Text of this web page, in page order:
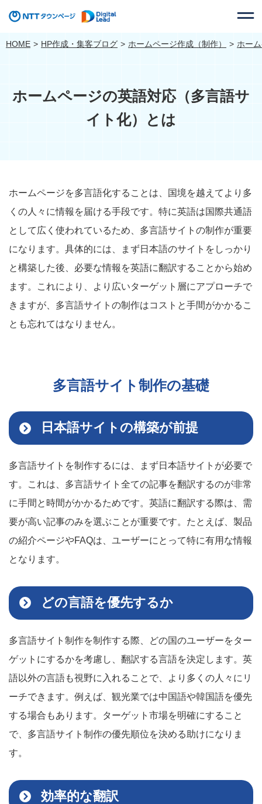
HOME HP作成・集客ブログ ホームページ作成（制作） ホー
ホームページの英語対応（多言語サ
イト化）とは
ホームページを多言語化することは、国境を越えてより多
くの人々に情報を届ける手段です。特に英語は国際共通語
として広く使われているため、多言語サイトの制作が重要
になります。具体的には、まず日本語のサイトをしっかり
と構築した後、必要な情報を英語に翻訳することから始め
ます。これにより、より広いターゲット層にアプローチで
きますが、多言語サイトの制作はコストと手間がかかるこ
とも忘れてはなりません。
多言語サイト制作の基礎
日本語サイトの構築が前提
多言語サイトを制作するには、まず日本語サイトが必要で
す。これは、多言語サイト全ての記事を翻訳するのが非常
に手間と時間がかかるためです。英語に翻訳する際は、需
要が高い記事のみを選ぶことが重要です。たとえば、製品
の紹介ページやFAQは、ユーザーにとって特に有用な情報
となります。
どの言語を優先するか
多言語サイト制作を制作する際、どの国のユーザーをター
ゲットにするかを考慮し、翻訳する言語を決定します。英
語以外の言語も視野に入れることで、より多くの人々にリ
ーチできます。例えば、観光業では中国語や韓国語を優先
する場合もあります。ターゲット市場を明確にすること
で、多言語サイト制作の優先順位を決める助けになりま
す。
効率的な翻訳